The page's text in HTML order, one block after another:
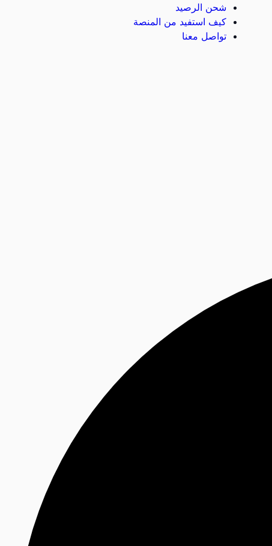
شحن الرصيد
كيف استفيد من المنصة
تواصل معنا